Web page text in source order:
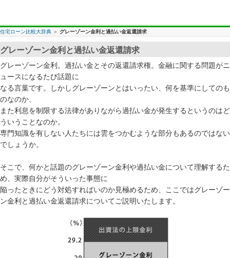
住宅ローン比較大辞典 ＞ グレーゾーン金利と過払い金返還請求
グレーゾーン金利と過払い金返還請求
グレーゾーン金利。過払い金とその返還請求権。金融に関する問題がニ
ュースになるたび話題に
なる言葉です。しかしグレーゾーンとはいったい、何を基準にしてのも
のなのか、
また利息を制限する法律がありながら過払い金が発生するというのはど
ういうことなのか。
専門知識を有しない人たちには雲をつかむような部分もあるのではない
でしょうか。
そこで、何かと話題のグレーゾーン金利や過払い金について理解するた
め、実際自分がそういった事態に
陥ったときにどう対処すればいのか見極めるため、ここではグレーゾー
ン金利と過払い金返還請求についてご説明いたします。